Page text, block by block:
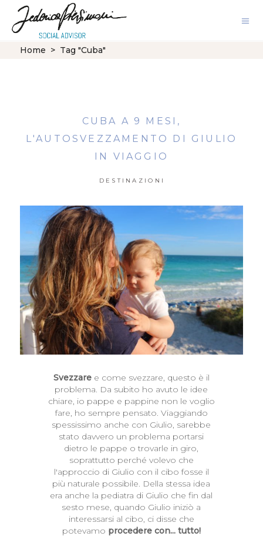
Home > Tag "Cuba"
CUBA A 9 MESI,
L'AUTOSVEZZAMENTO DI GIULIO
IN VIAGGIO
DESTINAZIONI
Svezzaree come svezzare, questo è il
problema. Da subito ho avuto le idee
chiare, io pappe e pappine non le voglio
fare, ho sempre pensato. Viaggiando
spessissimo anche con Giulio, sarebbe
stato davvero un problema portarsi
dietro le pappe o trovarle in giro,
soprattutto perché volevo che
l'approccio di Giulio con il cibo fosse il
più naturale possibile. Della stessa idea
era anche la pediatra di Giulio che fin dal
sesto mese, quando Giulio iniziò a
interessarsi al cibo, ci disse che
potevamo procedere con... tutto!